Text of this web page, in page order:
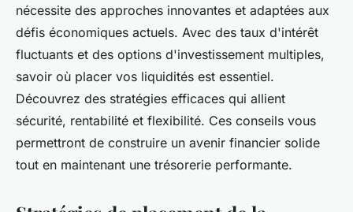
nécessite des approches innovantes et adaptées aux
défis économiques actuels. Avec des taux d'intérêt
fluctuants et des options d'investissement multiples,
savoir où placer vos liquidités est essentiel.
Découvrez des stratégies efficaces qui allient
sécurité, rentabilité et flexibilité. Ces conseils vous
permettront de construire un avenir financier solide
tout en maintenant une trésorerie performante.